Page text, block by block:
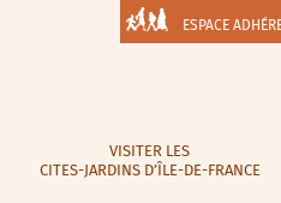
ESPACE
VISITER LES
CITES-JARDINS D’ÎLE-DE-FRANCE